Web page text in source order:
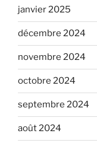
janvier 2025
décembre 2024
novembre 2024
octobre 2024
septembre 2024
août 2024